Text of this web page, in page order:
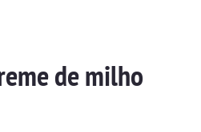
de milho